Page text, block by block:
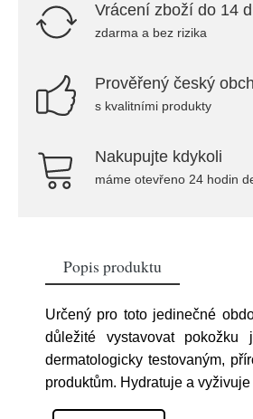
Vrácení zboží do 14
zdarma a bez rizika
Prověřený český
s kvalitními produkty
Nakupujte kdykoli
máme otevřeno 24 hodin
Popis produktu
Určený pro toto jedinečné
důležité vystavovat pokožku
dermatologicky testovaným,
produktům. Hydratuje a